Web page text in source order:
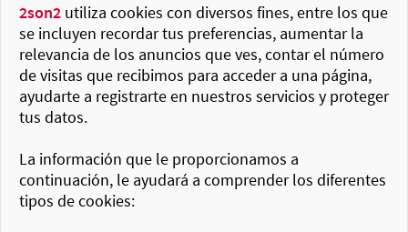
2son2 utiliza cookies con diversos fines, entre los que
se incluyen recordar tus preferencias, aumentar la
relevancia de los anuncios que ves, contar el número
de visitas que recibimos para acceder a una página,
ayudarte a registrarte en nuestros servicios y proteger
tus datos.
La información que le proporcionamos a
continuación, le ayudará a comprender los diferentes
tipos de cookies: